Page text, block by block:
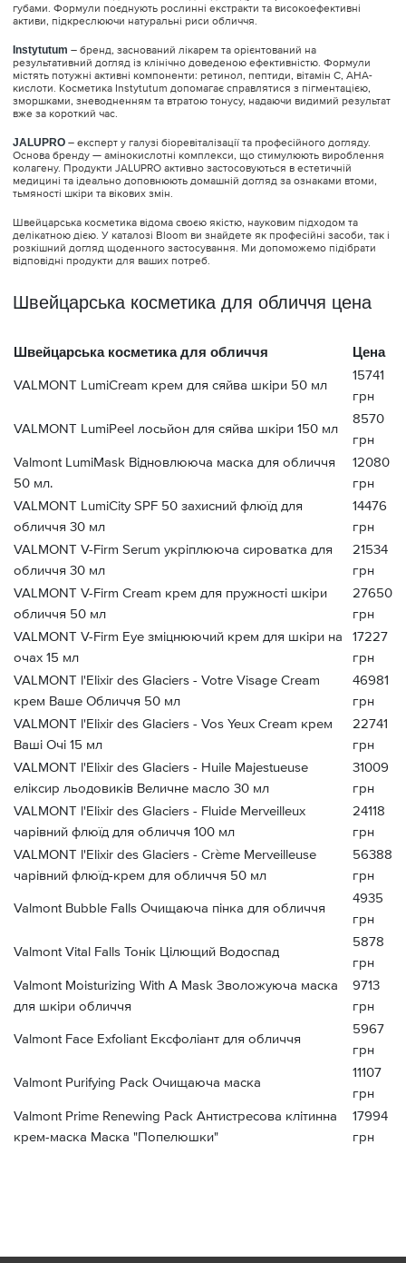
губами. Формули поєднують рослинні екстракти та високоефективні
активи, підкреслюючи натуральні риси обличчя.
Instytutum – бренд, заснований лікарем та орієнтований на
результативний догляд із клінічно доведеною ефективністю. Формули
містять потужні активні компоненти: ретинол, пептиди, вітамін С, AHA-
кислоти. Косметика Instytutum допомагає справлятися з пігментацією,
зморшками, зневодненням та втратою тонусу, надаючи видимий результат
вже за короткий час.
JALUPRO – експерт у галузі біоревіталізації та професійного догляду.
Основа бренду — амінокислотні комплекси, що стимулюють вироблення
колагену. Продукти JALUPRO активно застосовуються в естетичній
медицині та ідеально доповнюють домашній догляд за ознаками втоми,
тьмяності шкіри та вікових змін.
Швейцарська косметика відома своєю якістю, науковим підходом та
делікатною дією. У каталозі Bloom ви знайдете як професійні засоби, так і
розкішний догляд щоденного застосування. Ми допоможемо підібрати
відповідні продукти для ваших потреб.
Швейцарська косметика для обличчя цена
Швейцарська косметика для обличчя Цена
VALMONT LumiCream крем для сяйва шкіри 50 мл
15741
грн
VALMONT LumiPeel лосьйон для сяйва шкіри 150 мл
8570
грн
Valmont LumiMask Відновлююча маска для обличчя
50 мл.
12080
грн
VALMONT LumiCity SPF 50 захисний флюїд для
обличчя 30 мл
14476
грн
VALMONT V-Firm Serum укріплююча сироватка для
обличчя 30 мл
21534
грн
VALMONT V-Firm Cream крем для пружності шкіри
обличчя 50 мл
27650
грн
VALMONT V-Firm Eye зміцнюючий крем для шкіри на
очах 15 мл
17227
грн
VALMONT l'Elixir des Glaciers - Votre Visage Cream
крем Ваше Обличчя 50 мл
46981
грн
VALMONT l'Elixir des Glaciers - Vos Yeux Cream крем
Ваші Очі 15 мл
22741
грн
VALMONT l'Elixir des Glaciers - Huile Majestueuse
еліксир льодовиків Величне масло 30 мл
31009
грн
VALMONT l'Elixir des Glaciers - Fluide Merveilleux
чарівний флюїд для обличчя 100 мл
24118
грн
VALMONT l'Elixir des Glaciers - Crème Merveilleuse
чарівний флюїд-крем для обличчя 50 мл
56388
грн
Valmont Bubble Falls Очищаюча пінка для обличчя
4935
грн
Valmont Vital Falls Тонік Цілющий Водоспад
5878
грн
Valmont Moisturizing With A Mask Зволожуюча маска
для шкіри обличчя
9713
грн
Valmont Face Exfoliant Ексфоліант для обличчя
5967
грн
Valmont Purifying Pack Очищаюча маска
11107
грн
Valmont Prime Renewing Pack Антистресова клітинна
крем-маска Маска "Попелюшки"
17994
грн